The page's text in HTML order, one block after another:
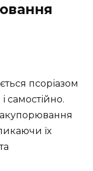
псоріазом
самостійно.
їх